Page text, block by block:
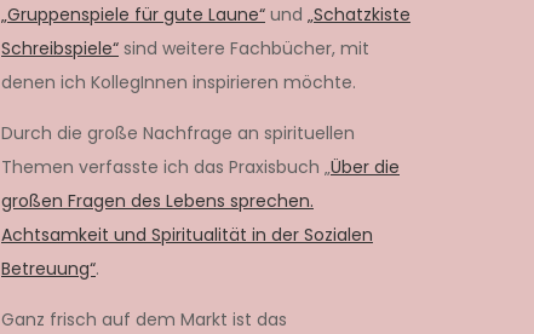
„Gruppenspiele für gute Laune“ und „Schatzkiste
Schreibspiele“ sind weitere Fachbücher, mit
denen ich KollegInnen inspirieren möchte.
Durch die große Nachfrage an spirituellen
Themen verfasste ich das Praxisbuch „Über die
großen Fragen des Lebens sprechen.
Achtsamkeit und Spiritualität in der Sozialen
Betreuung“.
Ganz frisch auf dem Markt ist das